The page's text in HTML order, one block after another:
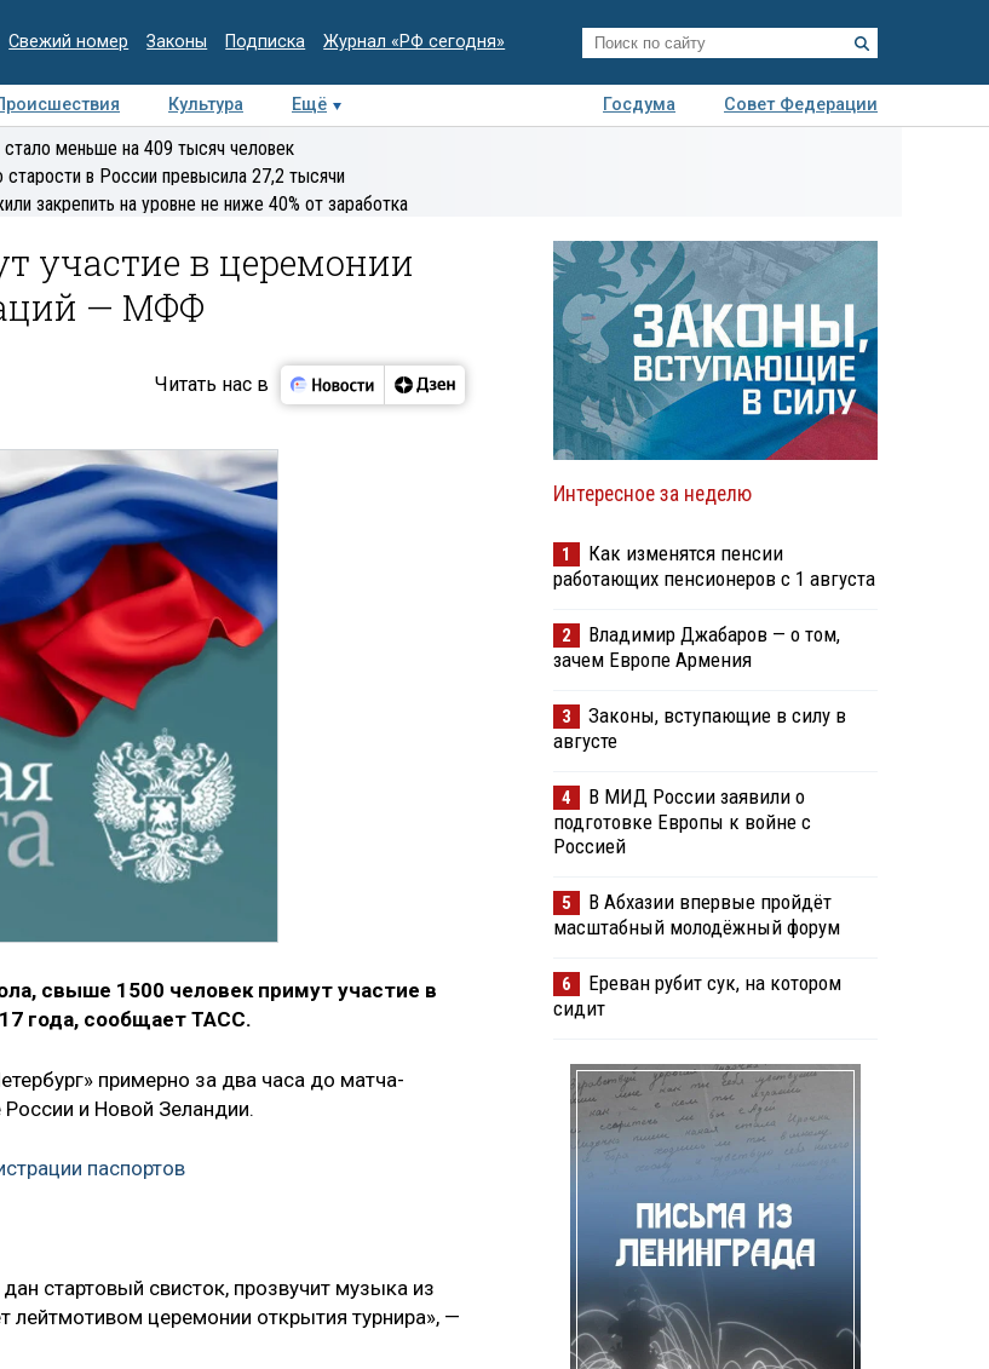
Свежий номер Законы Подписка Журнал «РФ сегодня»
Культура Ещё Госдума
Совет Федерации
Интервью Колумнисты
меньше на 409 тысяч человек
в России превысила 27,2 тысячи
закрепить на уровне не ниже 40% от заработка
участие в церемонии
— МФФ
Читать нас в
свыше 1500 человек примут участие в
года, сообщает ТАСС.
примерно за два часа до матча-
и Новой Зеландии.
паспортов
стартовый свисток, прозвучит музыка из
лейтмотивом церемонии открытия турнира», —
Интересное за неделю
1
Как изменятся пенсии
работающих пенсионеров с 1 августа
2
Владимир Джабаров — о том,
зачем Европе Армения
3
Законы, вступающие в силу в
августе
4
В МИД России заявили о
подготовке Европы к войне с
Россией
5
В Абхазии впервые пройдёт
масштабный молодёжный форум
6
Ереван рубит сук, на котором
сидит